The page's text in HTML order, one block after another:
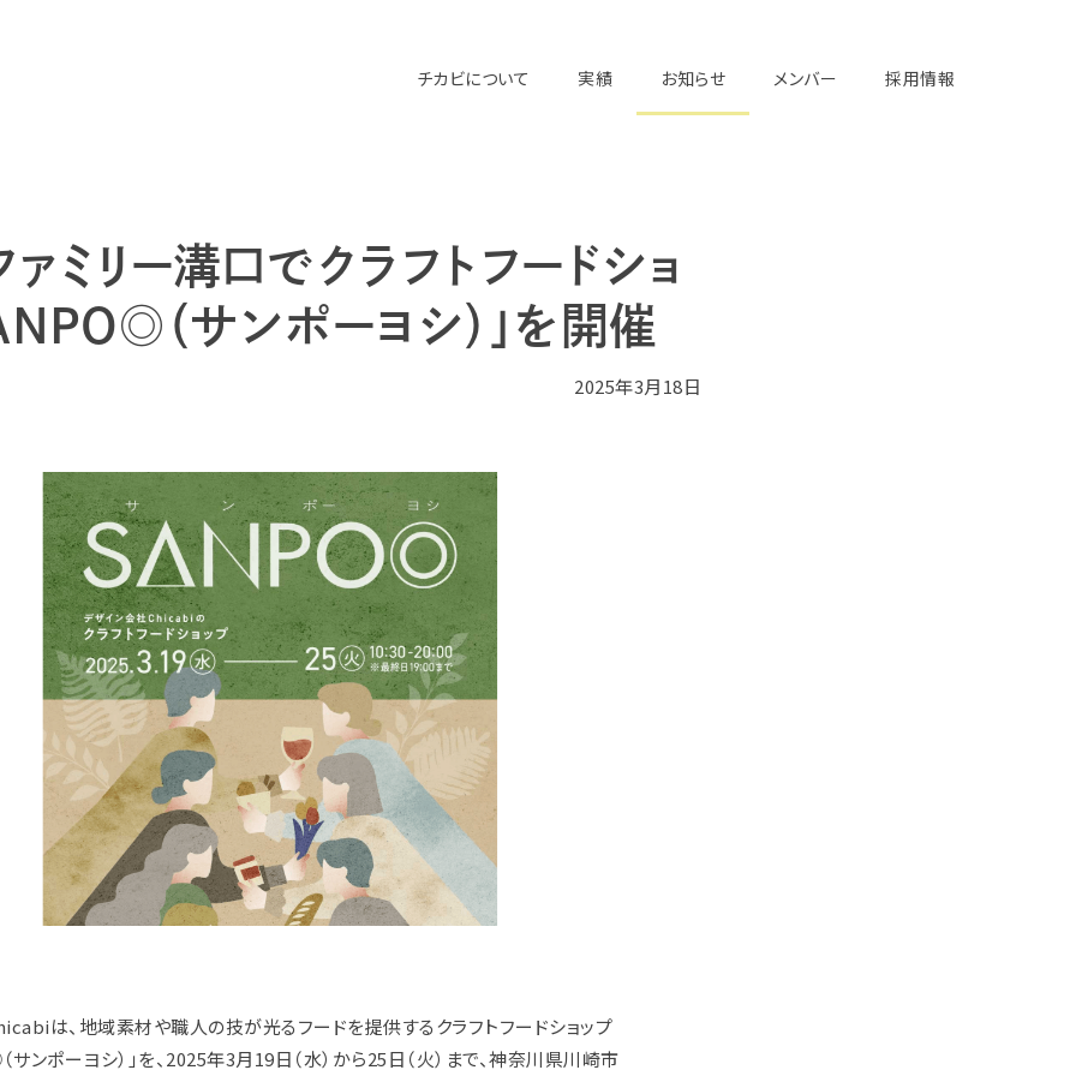
チカビについて 実績 お知らせ メンバー 採用情報
ミリー溝口でクラフトフードショ
（サンポーヨシ）」を開催
2025年3月18日
は、地域素材や職人の技が光るフードを提供するクラフトフードショップ
サンポーヨシ）」を、2025年3月19日（水）から25日（火）まで、神奈川県川崎市